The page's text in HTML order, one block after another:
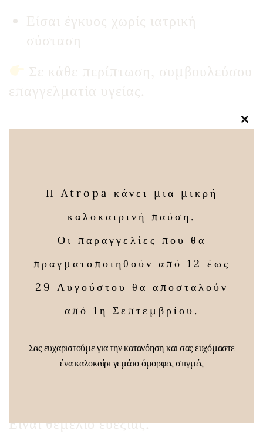
Είσαι έγκυος χωρίς ιατρική
σύσταση
Σε κάθε περίπτωση, συμβουλεύσου
επαγγελματία υγείας.
Γιατί το Ταραξάκο είναι
Βασικό στην Atropa
Στην Atropa επιλέγουμε το ταραξάκο
γιατί:
✔ είναι αυθεντικό
✔ είναι δοκιμασμένο στον χρόνο
αποτελέσματα
✔ στηρίζει φυσικά τον οργανισμό
Είναι θεμέλιο ευεξίας.
Close
Η Atropa κάνει μια μικρή
καλοκαιρινή παύση.
Οι παραγγελίες που θα
πραγματοποιηθούν από 12 έως
29 Αυγούστου θα αποσταλούν
από 1η Σεπτεμβρίου.
Σας ευχαριστούμε για την κατανόηση και σας ευχόμαστε
ένα καλοκαίρι γεμάτο όμορφες στιγμές